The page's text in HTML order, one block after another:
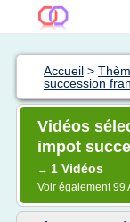
Accueil >
succession
Vidéos
impot
→ 1 Vidéos
Voir également99